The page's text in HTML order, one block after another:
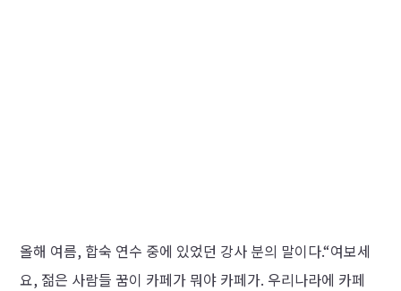
올해 여름, 합숙 연수 중에 있었던 강사 분의 말이다.“여보세
요, 젊은 사람들 꿈이 카페가 뭐야 카페가. 우리나라에 카페